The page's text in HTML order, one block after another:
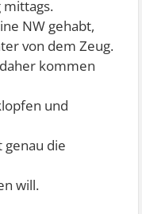
mittags.
NW gehabt,
von dem Zeug.
kommen
und
genau die
will.